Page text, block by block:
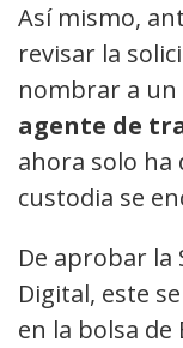
Así mismo,
revisar la
nombrar a un
agente de
ahora solo ha
custodia se
De aprobar la
Digital, este
en la bolsa de